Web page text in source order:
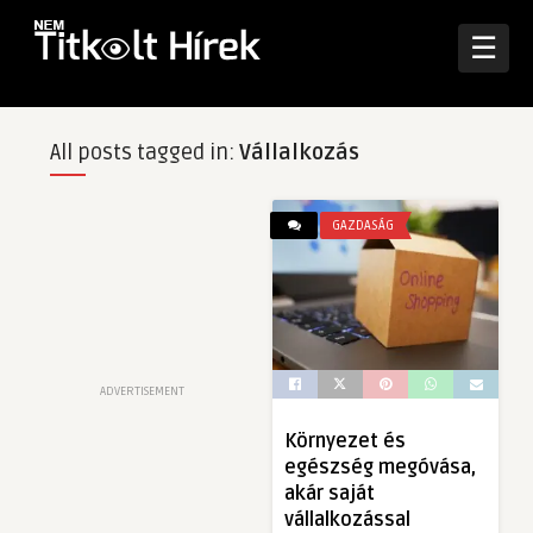
☰
All posts tagged in: Vállalkozás
ADVERTISEMENT
GAZDASÁG
Környezet és
egészség megóvása,
akár saját
vállalkozással